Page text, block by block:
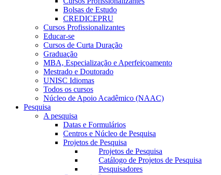
Bolsas de Estudo
CREDICEPRU
Cursos Profissionalizantes
Educar-se
Cursos de Curta Duração
Graduação
MBA, Especialização e Aperfeiçoamento
Mestrado e Doutorado
UNISC Idiomas
Todos os cursos
Núcleo de Apoio Acadêmico (NAAC)
Pesquisa
A pesquisa
Datas e Formulários
Centros e Núcleo de Pesquisa
Projetos de Pesquisa
Projetos de Pesquisa
Catálogo de Projetos de Pesquisa
Pesquisadores